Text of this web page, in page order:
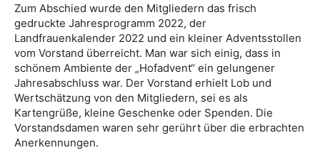
Zum Abschied wurde den Mitgliedern das frisch
gedruckte Jahresprogramm 2022, der
Landfrauenkalender 2022 und ein kleiner Adventsstollen
vom Vorstand überreicht. Man war sich einig, dass in
schönem Ambiente der „Hofadvent“ ein gelungener
Jahresabschluss war. Der Vorstand erhielt Lob und
Wertschätzung von den Mitgliedern, sei es als
Kartengrüße, kleine Geschenke oder Spenden. Die
Vorstandsdamen waren sehr gerührt über die erbrachten
Anerkennungen.